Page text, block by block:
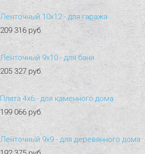
Ленточный 10х12 - для гаража
209 316 руб.
Ленточный 9х10 - для бани
205 327 руб.
Плита 4х6 - для каменного дома
199 066 руб.
Ленточный 9х9 - для деревянного дома